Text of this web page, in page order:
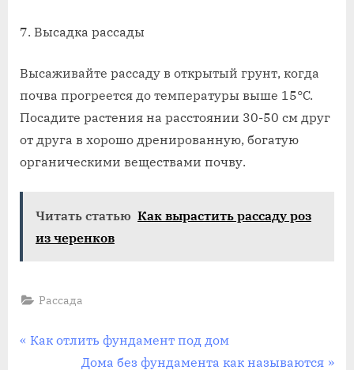
7. Высадка рассады
Высаживайте рассаду в открытый грунт, когда
почва прогреется до температуры выше 15°C.
Посадите растения на расстоянии 30-50 см друг
от друга в хорошо дренированную, богатую
органическими веществами почву.
Читать статью Как вырастить рассаду роз
из черенков
Рассада
Навигация
П
Как отлить фундамент под дом
С
Дома без фундамента как называются